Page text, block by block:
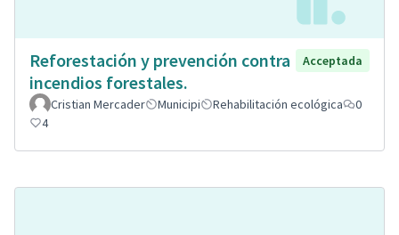
Reforestación y prevención contra
incendios forestales.
Acceptada
Cristian Mercader Municipi Rehabilitación ecológica
0
4